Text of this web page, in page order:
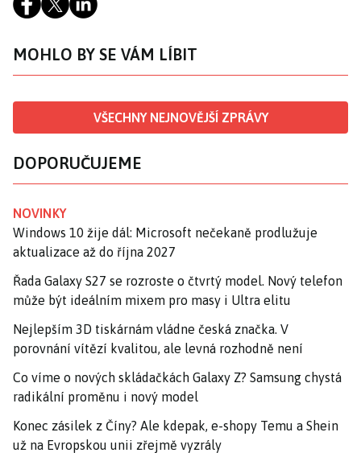
MOHLO BY SE VÁM LÍBIT
VŠECHNY NEJNOVĚJŠÍ ZPRÁVY
DOPORUČUJEME
NOVINKY
Windows 10 žije dál: Microsoft nečekaně prodlužuje
aktualizace až do října 2027
Řada Galaxy S27 se rozroste o čtvrtý model. Nový telefon
může být ideálním mixem pro masy i Ultra elitu
Nejlepším 3D tiskárnám vládne česká značka. V
porovnání vítězí kvalitou, ale levná rozhodně není
Co víme o nových skládačkách Galaxy Z? Samsung chystá
radikální proměnu i nový model
Konec zásilek z Číny? Ale kdepak, e-shopy Temu a Shein
už na Evropskou unii zřejmě vyzrály